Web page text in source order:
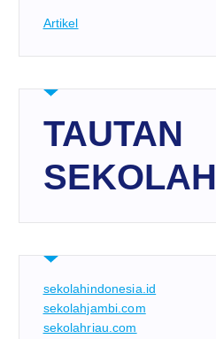
Artikel
TAUTAN
SEKOLAH
sekolahindonesia.id
sekolahjambi.com
sekolahriau.com